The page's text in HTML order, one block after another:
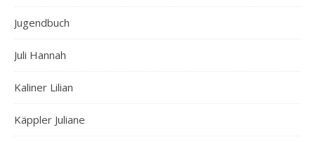
Jugendbuch
Juli Hannah
Kaliner Lilian
Käppler Juliane